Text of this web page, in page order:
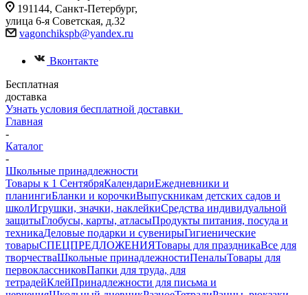
191144, Санкт-Петербург,
улица 6-я Советская, д.32
vagonchikspb@yandex.ru
Вконтакте
Бесплатная
доставка
Узнать условия бесплатной доставки
Главная
-
Каталог
-
Школьные принадлежности
Товары к 1 СентябряКалендариЕжедневники и
планингиБланки и корочкиВыпускникам детских садов и
школИгрушки, значки, наклейкиСредства индивидуальной
защитыГлобусы, карты, атласыПродукты питания, посуда и
техникаДеловые подарки и сувенирыГигиенические
товарыСПЕЦПРЕДЛОЖЕНИЯТовары для праздникаВсе для
творчестваШкольные принадлежностиПеналыТовары для
первоклассниковПапки для труда, для
тетрадейКлейПринадлежности для письма и